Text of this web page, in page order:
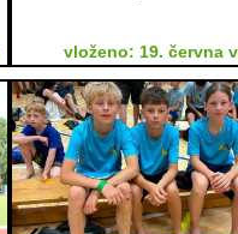
vloženo: 19. června